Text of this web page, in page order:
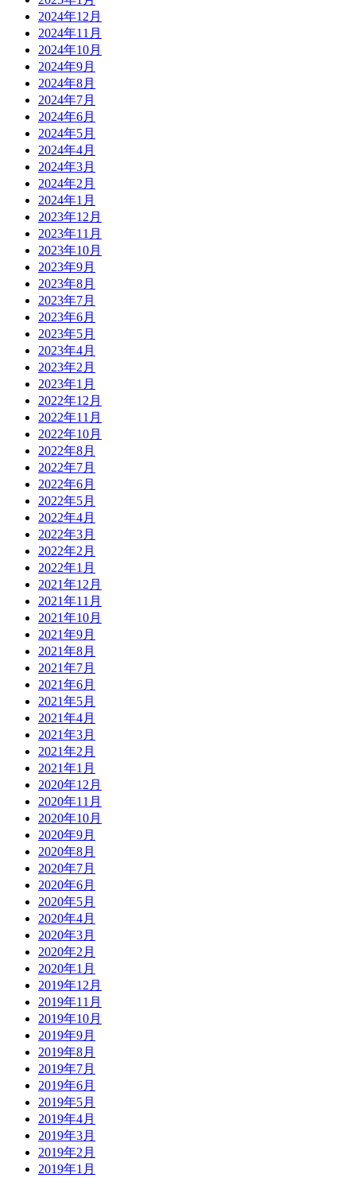
2024年12月
2024年11月
2024年10月
2024年9月
2024年8月
2024年7月
2024年6月
2024年5月
2024年4月
2024年3月
2024年2月
2024年1月
2023年12月
2023年11月
2023年10月
2023年9月
2023年8月
2023年7月
2023年6月
2023年5月
2023年4月
2023年2月
2023年1月
2022年12月
2022年11月
2022年10月
2022年8月
2022年7月
2022年6月
2022年5月
2022年4月
2022年3月
2022年2月
2022年1月
2021年12月
2021年11月
2021年10月
2021年9月
2021年8月
2021年7月
2021年6月
2021年5月
2021年4月
2021年3月
2021年2月
2021年1月
2020年12月
2020年11月
2020年10月
2020年9月
2020年8月
2020年7月
2020年6月
2020年5月
2020年4月
2020年3月
2020年2月
2020年1月
2019年12月
2019年11月
2019年10月
2019年9月
2019年8月
2019年7月
2019年6月
2019年5月
2019年4月
2019年3月
2019年2月
2019年1月